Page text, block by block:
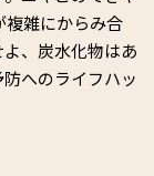
複雑にからみ合
、炭水化物はあ
へのライフハッ